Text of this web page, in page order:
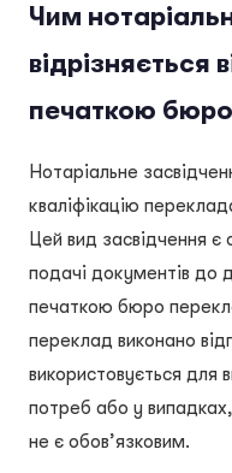
Чим
відрізняється
печаткою
Нотаріальне
кваліфікацію
Цей вид засвідчення є
подачі документів до
печаткою бюро
переклад виконано
використовується для
потреб або у
не є обов’язковим.